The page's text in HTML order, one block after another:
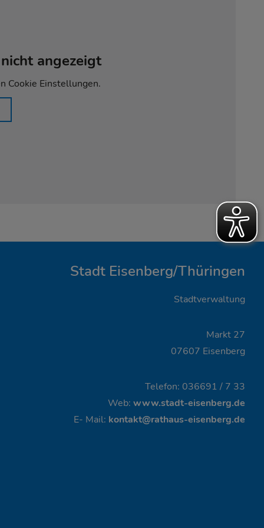
angezeigt
Cookie Einstellungen.
Stadt Eisenberg/Thüringen
Stadtverwaltung
Markt 27
07607 Eisenberg
Telefon: 036691 / 7 33
Web: www.stadt-eisenberg.de
E- Mail: kontakt@rathaus-eisenberg.de